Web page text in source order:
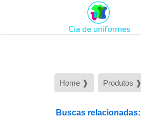
Home ❱ Produtos ❱
Buscas relacionadas: